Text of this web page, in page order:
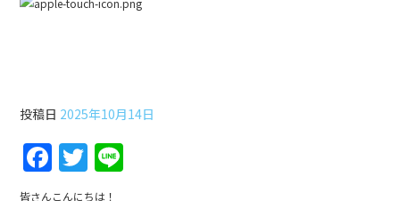
投稿日 2025年10月14日
F
a
T
w
皆さんこんにちは！